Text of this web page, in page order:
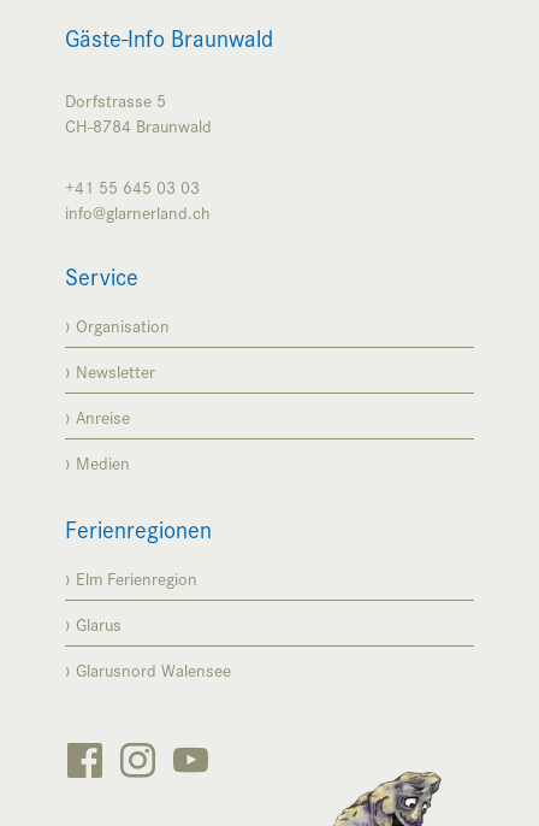
Gäste-Info Braunwald
Dorfstrasse 5
CH-8784 Braunwald
+41 55 645 03 03
info@glarnerland.ch
Service
Organisation
Newsletter
Anreise
Medien
Ferienregionen
Elm Ferienregion
Glarus
Glarusnord Walensee

 